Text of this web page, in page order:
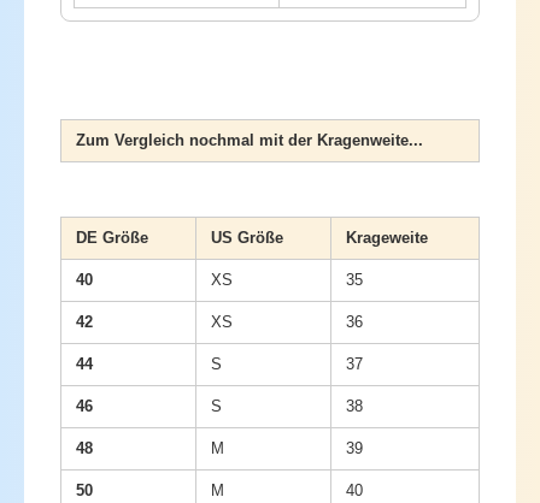
Zum Vergleich nochmal mit der Kragenweite...
DE Größe US Größe Krageweite
40 XS 35
42 XS 36
44 S 37
46 S 38
48 M 39
50 M 40